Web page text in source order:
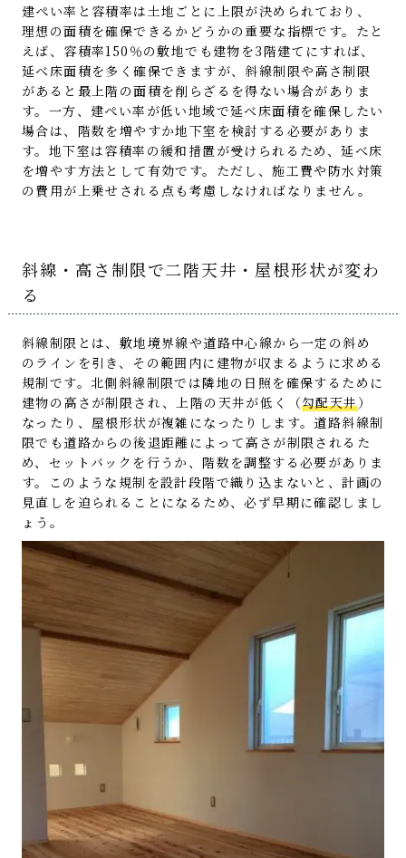
建ぺい率と容積率は土地ごとに上限が決められており、
理想の面積を確保できるかどうかの重要な指標です。たと
えば、容積率150％の敷地でも建物を3階建てにすれば、
延べ床面積を多く確保できますが、斜線制限や高さ制限
があると最上階の面積を削らざるを得ない場合がありま
す。一方、建ぺい率が低い地域で延べ床面積を確保したい
場合は、階数を増やすか地下室を検討する必要がありま
す。地下室は容積率の緩和措置が受けられるため、延べ床
を増やす方法として有効です。ただし、施工費や防水対策
の費用が上乗せされる点も考慮しなければなりません。
斜線・高さ制限で二階天井・屋根形状が変わ
る
斜線制限とは、敷地境界線や道路中心線から一定の斜め
のラインを引き、その範囲内に建物が収まるように求める
規制です。北側斜線制限では隣地の日照を確保するために
建物の高さが制限され、上階の天井が低く（勾配天井）
なったり、屋根形状が複雑になったりします。道路斜線制
限でも道路からの後退距離によって高さが制限されるた
め、セットバックを行うか、階数を調整する必要がありま
す。このような規制を設計段階で織り込まないと、計画の
見直しを迫られることになるため、必ず早期に確認しまし
ょう。